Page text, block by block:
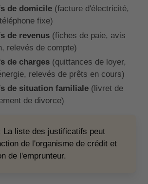
de domicile(facture d'électricité,
fixe)
de revenus(fiches de paie, avis
relevés de compte)
de charges(quittances de loyer,
relevés de prêts en cours)
de situation familiale(livret de
de divorce)
liste des justificatifs peut
de l'organisme de crédit et
de l'emprunteur.